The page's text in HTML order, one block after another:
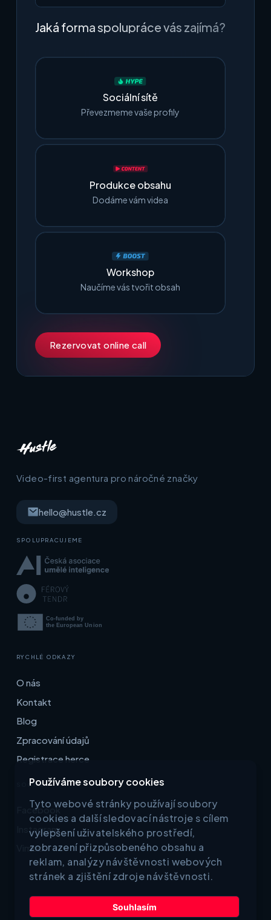
Používáme soubory cookies
Tyto webové stránky používají soubory
cookies a další sledovací nástroje s cílem
vylepšení uživatelského prostředí,
zobrazení přizpůsobeného obsahu a
reklam, analýzy návštěvnosti webových
stránek a zjištění zdroje návštěvnosti.
Souhlasím
Jaká forma spolupráce vás zajímá?
Sociální sítě
Převezmeme vaše profily
Produkce obsahu
Dodáme vám videa
Workshop
Naučíme vás tvořit obsah
Video-first agentura pro náročné značky
hello@hustle.cz
SPOLUPRACUJEME
RYCHLÉ ODKAZY
O nás
Kontakt
Blog
Zpracování údajů
Registrace herce
SOCIAL
Facebook
Instagram
Vimeo